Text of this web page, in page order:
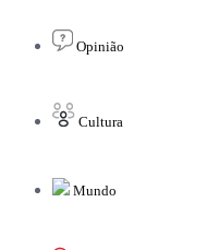
Opinião
Cultura
Mundo